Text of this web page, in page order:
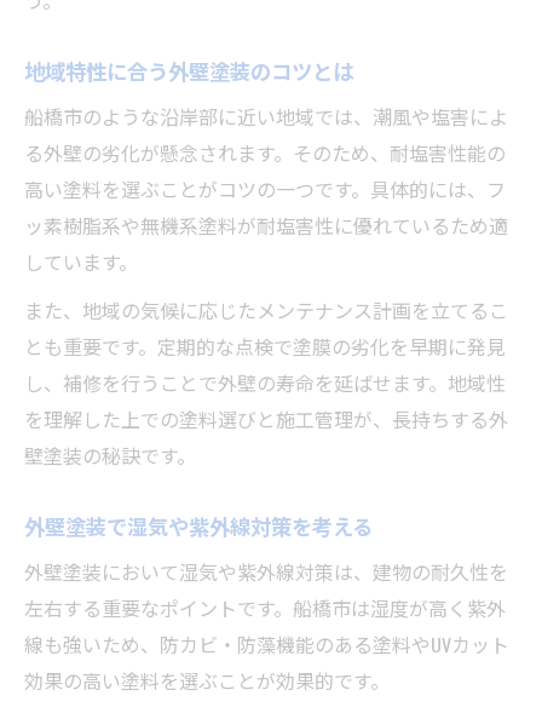
外壁塗装の色選びで失敗しない方法
汚れが目立つ外壁塗装の色に注意
色褪せしやすい外壁塗装カラーの傾向
外壁塗装の色選びで後悔しないコツ
地域特性に合う外壁塗装のコツとは
船橋市のような沿岸部に近い地域では、潮風や塩害によ
る外壁の劣化が懸念されます。そのため、耐塩害性能の
高い塗料を選ぶことがコツの一つです。具体的には、フ
ッ素樹脂系や無機系塗料が耐塩害性に優れているため適
しています。
また、地域の気候に応じたメンテナンス計画を立てるこ
とも重要です。定期的な点検で塗膜の劣化を早期に発見
し、補修を行うことで外壁の寿命を延ばせます。地域性
を理解した上での塗料選びと施工管理が、長持ちする外
壁塗装の秘訣です。
外壁塗装で湿気や紫外線対策を考える
外壁塗装において湿気や紫外線対策は、建物の耐久性を
左右する重要なポイントです。船橋市は湿度が高く紫外
線も強いため、防カビ・防藻機能のある塗料やUVカット
効果の高い塗料を選ぶことが効果的です。